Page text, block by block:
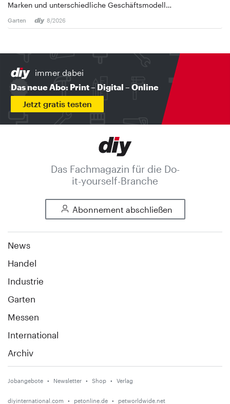
Marken und unterschiedliche Geschäftsmodell…
Garten 8/2026
immer dabei
Das neue Abo: Print – Digital – Online
Jetzt gratis testen
Das Fachmagazin für die Do-
it-yourself-Branche
Abonnement abschließen
News
Handel
Industrie
Garten
Messen
International
Archiv
Jobangebote Newsletter Shop Verlag
diyinternational.com petonline.de petworldwide.net